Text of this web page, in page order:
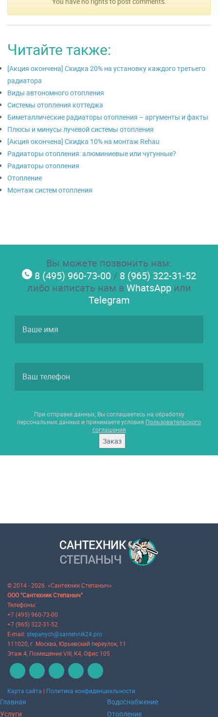
Читайте также:
[Акция окончена] Скидка 20% на установку каждого третьего
радиатора
Виды автономного отопления
Системы отопления коттеджа
Биметаллические радиаторы отопления – аргументы и факты
Плюсы и минусы лучевой системы отопления
[Акция окончена] Скидка 10% на монтаж Rehau
Радиаторы отопления: алюминиевые или чугунные?
Радиаторы отопления
Отопление
Монтаж систем отопления
Вы можете позвонить нам:
8 (495) 960-73-00 / 8 (965) 322-31-52
либо написать нам вWhatsAppили
Telegram
При отправке данных, Вы соглашаетесь на обработку
персональных данных и принимаете условия Пользовательского
соглашения
Заказ
© 2014 - 2026. «Сантехник Степаныч».
ООО "Сантехник Степаныч"
Телефоны:
+7 (495) 960-73-00
+7 (965) 322-31-52
E-mail: stepanych@santehnik24.pro
111020 , г. Москва Юрьевский переулок, 11
Этаж 4, Помещение VIII, К4, Офис 105
Карта сайта | Политика конфиденциальности
Главная
Услуги
Водоснабжение
Отопление